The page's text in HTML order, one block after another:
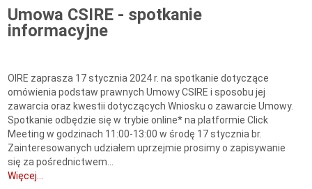
Umowa CSIRE - spotkanie
informacyjne
OIRE zaprasza 17 stycznia 2024 r. na spotkanie dotyczące
omówienia podstaw prawnych Umowy CSIRE i sposobu jej
zawarcia oraz kwestii dotyczących Wniosku o zawarcie Umowy.
Spotkanie odbędzie się w trybie online* na platformie Click
Meeting w godzinach 11:00-13:00 w środę 17 stycznia br.
Zainteresowanych udziałem uprzejmie prosimy o zapisywanie
się za pośrednictwem...
Więcej...